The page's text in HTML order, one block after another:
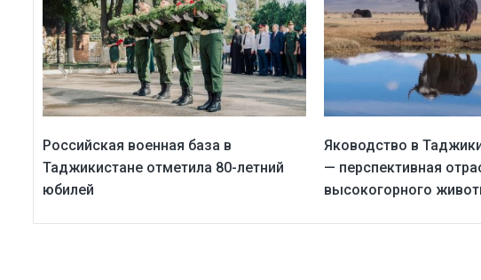
Российская военная база в
Таджикистане отметила 80-летний
юбилей
Яководство в
— перспективная
высокогорного